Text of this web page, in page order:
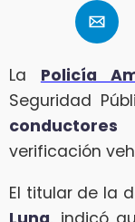
La Policía
Seguridad
verificación
El titular de la